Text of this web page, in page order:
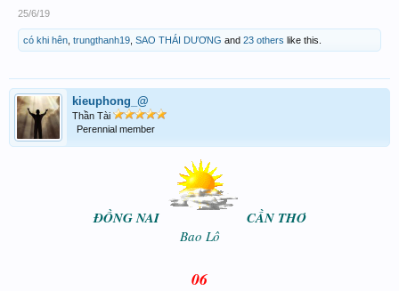
25/6/19
có khi hên trungthanh19 SAO THÁI DƯƠNG and 23 others like this.
kieuphong_@
Thần Tài
Perennial member
ĐỒNG NAI CẦN THƠ
Bao Lô
06